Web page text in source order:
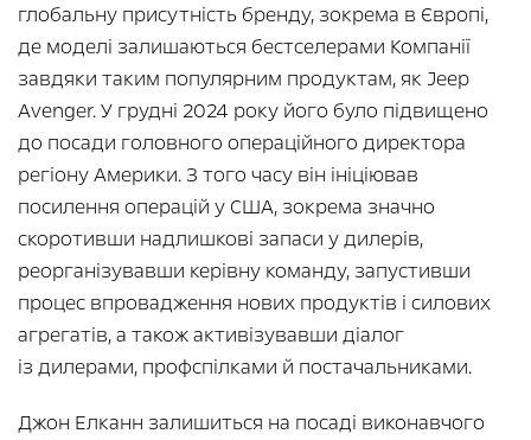
глобальну присутність бренду, зокрема в Європі,
де моделі залишаються бестселерами Компанії
завдяки таким популярним продуктам, як Jeep
Avenger. У грудні 2024 року його було підвищено
до посади головного операційного директора
регіону Америки. З того часу він ініціював
посилення операцій у США, зокрема значно
скоротивши надлишкові запаси у дилерів,
реорганізувавши керівну команду, запустивши
процес впровадження нових продуктів і силових
агрегатів, а також активізувавши діалог
із дилерами, профспілками й постачальниками.
Джон Елканн залишиться на посаді виконавчого